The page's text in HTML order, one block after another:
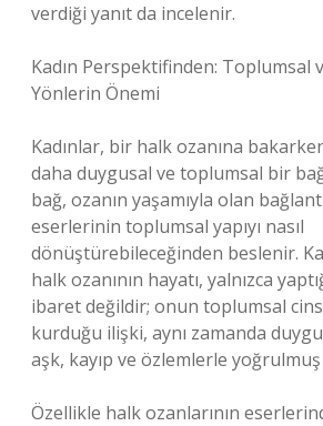
verdiği yanıt da incelenir.
Kadın Perspektifinden: Toplumsal
Yönlerin Önemi
Kadınlar, bir halk ozanına
daha duygusal ve toplumsal bir
bağ, ozanın yaşamıyla olan
eserlerinin toplumsal yapıyı nasıl
dönüştürebileceğinden beslenir.
halk ozanının hayatı, yalnızca
ibaret değildir; onun toplumsal
kurduğu ilişki, aynı zamanda
aşk, kayıp ve özlemlerle
Özellikle halk ozanlarının